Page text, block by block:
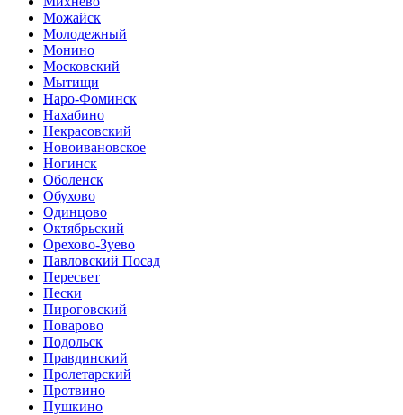
Можайск
Молодежный
Монино
Московский
Мытищи
Наро-Фоминск
Нахабино
Некрасовский
Новоивановское
Ногинск
Оболенск
Обухово
Одинцово
Октябрьский
Орехово-Зуево
Павловский Посад
Пересвет
Пески
Пироговский
Поварово
Подольск
Правдинский
Пролетарский
Протвино
Пушкино